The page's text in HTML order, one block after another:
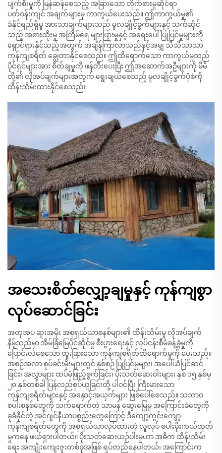
ပျက်စီးမှုကို မြန်ဆန်စေသည့် အခြားသော တိုက်စားမှုဆိုင်ရာ
ပတ်ဝန်းကျင် အချက်များမှ ကာကွယ်ပေးသည်။ ဤကာကွယ်မှု၏
ခံနိုင်ရည်ရှိမှု အားသာချက်များသည် မူလချိုင့်ခွက်များနှင့် သက်ဆိုင်
သည့် အစားထိုးမှု အကြိမ်ရေ များပြားမှုနှင့် အရေးပေါ် ပြုပြင်မှုများကို
ရှောင်ရှားနိုင်သည့်အတွက် အချိန်ကြာလာသည်နှင့်အမျှ သိသိသာသာ
ကုန်ကျစရိတ် ချွေတာနိုင်စေသည်။ ဤထိရောက်သော ကာကွယ်မှုသည်
ပိုင်ရှင်များအား စိတ်ချမှုကို ဖန်တီးပေးပြီး ဤအဆောက်အဦများကို မိမိ
တို့၏ လိုအပ်ချက်များအတွက် ရွေးချယ်စေသည့် မူလချိုင့်ခွက်ပုံစံကို
ထိန်းသိမ်းထားနိုင်စေသည်။
အသေးစိတ်လျှော့ချမှုနှင့် ကုန်ကျစွာ
လုပ်ဆောင်ခြင်း
အတုအပ ဆူးအမိုး အစုရှယ်ယာစနစ်များ၏ ထိန်းသိမ်းမှု လိုအပ်ချက်
နိမ့်သည်မှာ အိမ်ခြံမြေပိုင်ဆိုင်မှု စီးပွားရေးနှင့် လုပ်ငန်းစီမံခန့်ခွဲမှုကို
ပြောင်းလဲစေသော ထူးခြားသော ကုန်ကျစရိတ်ထိရောက်မှုကို ပေးသည်။
အစဉ်အလာ စုပ်ခင်းမိုးများတွင် နှစ်စဉ် ပြုပြင်မှုများ၊ အပေါ်ယံပြင်ဆင်
ခြင်း၊ အလွှာများ ထပ်မံဖြည့်စွက်ခြင်း၊ ပိုးသတ်ဆေးဝါးများ၊ နှစ် ၁၅ နှစ်မှ
၂၀ နှစ်တစ်ခါ ပြန်လည်စုပ်ယူခြင်းတို့ ပါဝင်ပြီး ကြီးမားသော
ကုန်ကျစရိတ်များနှင့် အနှောင့်အယှက်များ ဖြစ်ပေါ်စေသည်။ သဘာဝ
စပါးစနစ်တွေကို သက်ရောက်တဲ့ သာမန် ဆွေးမြေ့မှု အကြောင်းခံတွေကို
ခုခံနိုင်တဲ့ အင်ဂျင်နီယာပစ္စည်းတွေကြောင့် ဒီကျော့ကွင်းကျော့
ကုန်ကျစရိတ်တွေကို အစုရှယ်ယာလုပ်ထားတဲ့ လူလုပ် စပါးမိုးကယ်ထုတ်
မှုကနေ ဖယ်ရှားပါတယ်။ ပိုးသတ်ဆေးယဉ်ပါးမှုဟာ အဓိက ထိန်းသိမ်း
ရေး အကျိုးကျေးဇူးတစ်ခုအဖြစ် ရပ်တည်နေပါတယ်၊ အကြောင်းက